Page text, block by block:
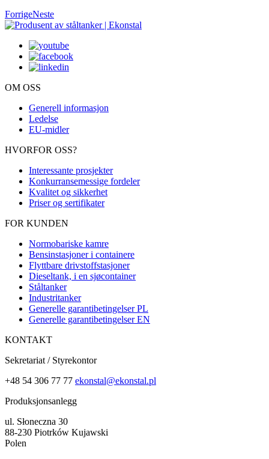
ForrigeNeste
OM OSS
Generell informasjon
Ledelse
EU-midler
HVORFOR OSS?
Interessante prosjekter
Konkurransemessige fordeler
Kvalitet og sikkerhet
Priser og sertifikater
FOR KUNDEN
Normobariske kamre
Bensinstasjoner i containere
Flyttbare drivstoffstasjoner
Dieseltank, i en sjøcontainer
Ståltanker
Industritanker
Generelle garantibetingelser PL
Generelle garantibetingelser EN
KONTAKT
Sekretariat / Styrekontor
+48 54 306 77 77 ekonstal@ekonstal.pl
Produksjonsanlegg
ul. Słoneczna 30
88-230 Piotrków Kujawski
Polen